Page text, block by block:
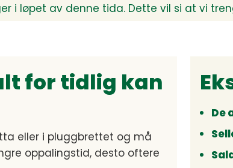
i løpet av denne tida. Dette vil si at vi
for tidlig kan
eller i pluggbrettet og må
oppalingstid, desto oftere
De